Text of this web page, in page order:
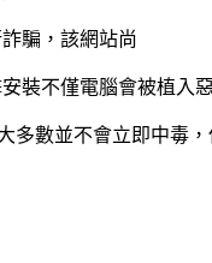
裝不僅電腦會被植入
多數並不會立即中毒